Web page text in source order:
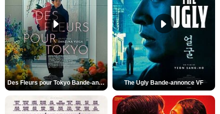
Des Fleurs pour Tokyo Bande-annonce VO STFR The Ugly Bande-annonce VF